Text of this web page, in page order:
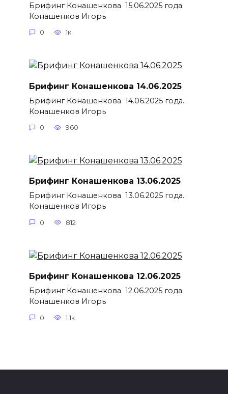
Брифинг Конашенкова 15.06.2025 года.
Конашенков Игорь
0 1к.
Брифинг Конашенкова 14.06.2025
Брифинг Конашенкова 14.06.2025 года.
Конашенков Игорь
0 960
Брифинг Конашенкова 13.06.2025
Брифинг Конашенкова 13.06.2025 года.
Конашенков Игорь
0 812
Брифинг Конашенкова 12.06.2025
Брифинг Конашенкова 12.06.2025 года.
Конашенков Игорь
0 1.1к.